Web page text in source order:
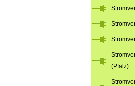
(Pfalz)